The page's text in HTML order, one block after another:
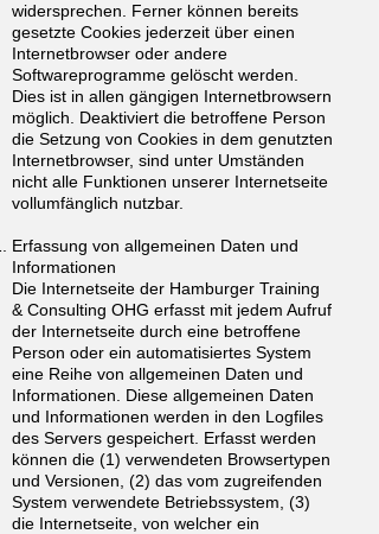
widersprechen. Ferner können bereits
gesetzte Cookies jederzeit über einen
Internetbrowser oder andere
Softwareprogramme gelöscht werden.
Dies ist in allen gängigen Internetbrowsern
möglich. Deaktiviert die betroffene Person
die Setzung von Cookies in dem genutzten
Internetbrowser, sind unter Umständen
nicht alle Funktionen unserer Internetseite
vollumfänglich nutzbar.
Erfassung von allgemeinen Daten und
Informationen
Die Internetseite der Hamburger Training
& Consulting OHG erfasst mit jedem Aufruf
der Internetseite durch eine betroffene
Person oder ein automatisiertes System
eine Reihe von allgemeinen Daten und
Informationen. Diese allgemeinen Daten
und Informationen werden in den Logfiles
des Servers gespeichert. Erfasst werden
können die (1) verwendeten Browsertypen
und Versionen, (2) das vom zugreifenden
System verwendete Betriebssystem, (3)
die Internetseite, von welcher ein